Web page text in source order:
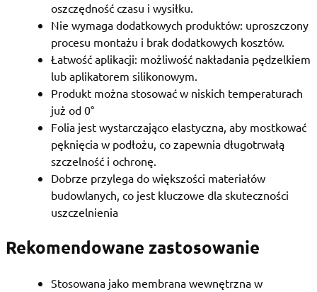
oszczędność czasu i wysiłku.
Nie wymaga dodatkowych produktów: uproszczony
procesu montażu i brak dodatkowych kosztów.
Łatwość aplikacji: możliwość nakładania pędzelkiem
lub aplikatorem silikonowym.
Produkt można stosować w niskich temperaturach
już od 0°
Folia jest wystarczająco elastyczna, aby mostkować
pęknięcia w podłożu, co zapewnia długotrwałą
szczelność i ochronę.
Dobrze przylega do większości materiałów
budowlanych, co jest kluczowe dla skuteczności
uszczelnienia
Rekomendowane zastosowanie
Stosowana jako membrana wewnętrzna w